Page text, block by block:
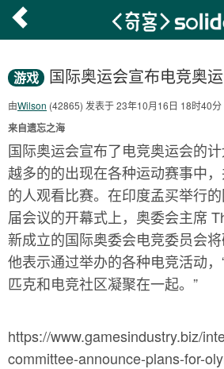
游戏 国际奥运会宣布电竞奥
由Wilson (42865) 发表于 23年10月16日 18时40分
来自遗忘之海
国际奥运会宣布了电竞奥运会的
越多的的出现在各种运动赛事中
的人观看比赛。在印度孟买举行
届会议的开幕式上，奥委会主席
新成立的国际奥委会电竞委员会将
他表示通过举办的各种电竞活动
匹克和电竞社区凝聚在一起。”
https://www.gamesindustry.biz/
committee-announce-plans-for-